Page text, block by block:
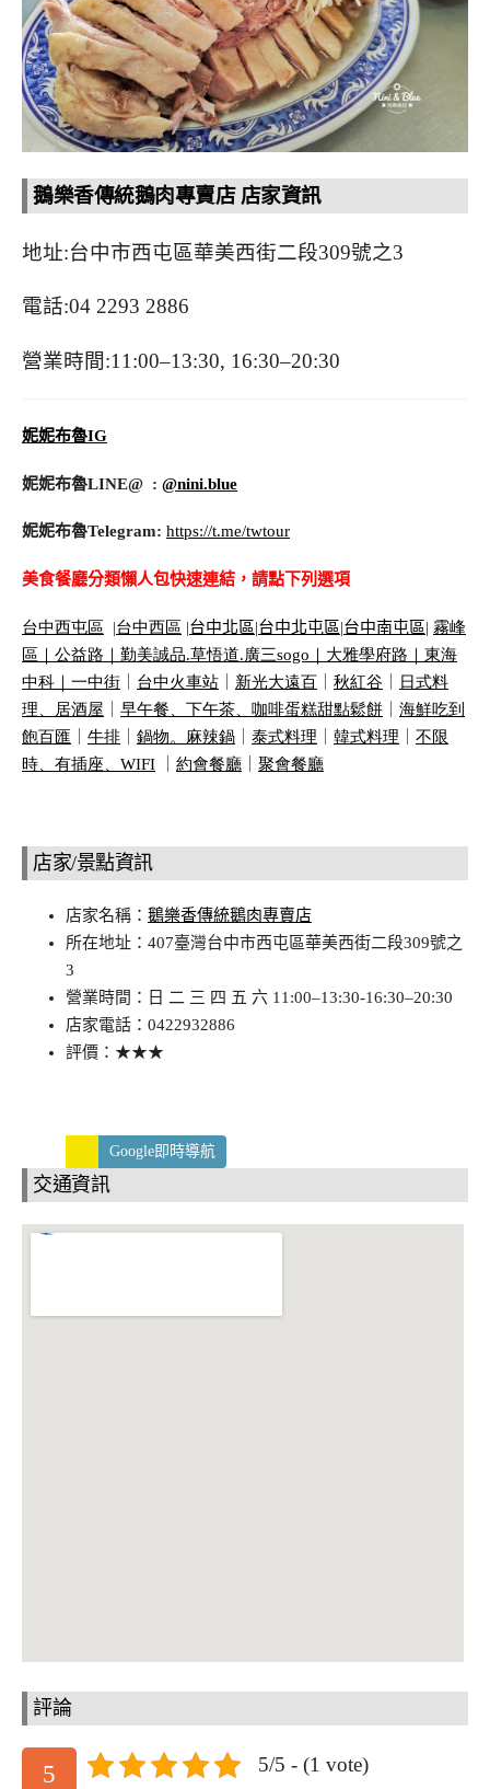
鵝樂香傳統鵝肉專賣店 店家資訊
地址:台中市西屯區華美西街二段309號之3
電話:04 2293 2886
營業時間:11:00–13:30, 16:30–20:30
妮妮布魯IG
妮妮布魯LINE@ : @nini.blue
妮妮布魯Telegram: https://t.me/twtour
美食餐廳分類懶人包快速連結，請點下列選項
台中西屯區 |台中西區 |台中北區|台中北屯區|台中南屯區| 霧峰
區｜ 公益路｜ 勤美誠品.草悟道.廣三sogo 大雅學府路｜ 東海
中科｜ 一中街 台中火車站 新光大遠百 秋紅谷
日式料
理、居酒屋
早午餐、下午茶、咖啡蛋糕甜點鬆餅
海鮮吃到
飽百匯
牛排 鍋物。麻辣鍋 泰式料理 韓式料理
不限
時、有插座、 WIFI 約會餐廳 聚會餐廳
店家/景點資訊
店家名稱： 鵝樂香傳統鵝肉專賣店
所在地址：407臺灣台中市西屯區華美西街二段309號之
3
營業時間：日 二 三 四 五 六 11:00–13:30-16:30–20:30
店家電話：0422932886
評價：★★★
Google即時導航
交通資訊
評論
5 5/5 - (1 vote)